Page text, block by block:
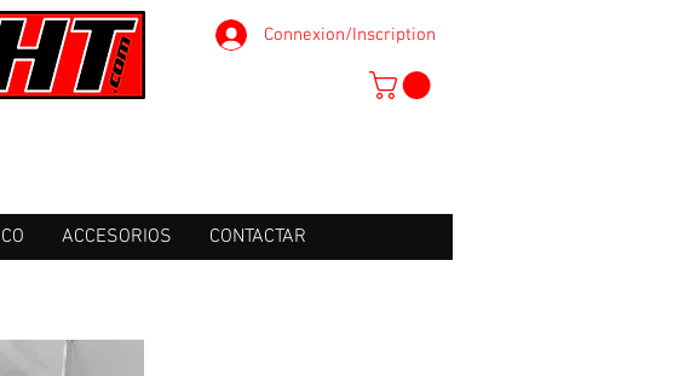
Connexion/Inscription
ACCESORIOS CONTACTAR